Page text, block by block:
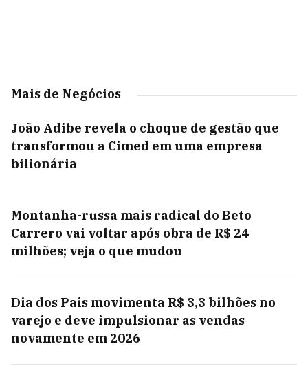
Mais de Negócios
João Adibe revela o choque de gestão que
transformou a Cimed em uma empresa
bilionária
Montanha-russa mais radical do Beto
Carrero vai voltar após obra de R$ 24
milhões; veja o que mudou
Dia dos Pais movimenta R$ 3,3 bilhões no
varejo e deve impulsionar as vendas
novamente em 2026